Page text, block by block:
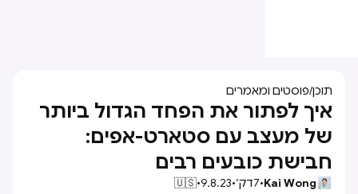
תוכן/פוסטים ומאמרים
איך לפתור את הפחד הגדול ביותר
של מעצב עם סטארט-אפים:
חבישת כובעים רבים
Kai Wong
•
7דק׳•
9.8.23
•
🇺🇸